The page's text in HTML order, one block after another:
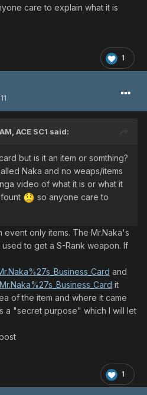
care to explain what it is
1
ACE SC1 said:
but is it an item or somthing?
Naka and no weaps/items
video of what it is or what it
so anyone care to
only items. The Mr.Naka's
to get a S-Rank weapon. If
and
it
of the item and where it came
a "secret purpose" which I will let
1